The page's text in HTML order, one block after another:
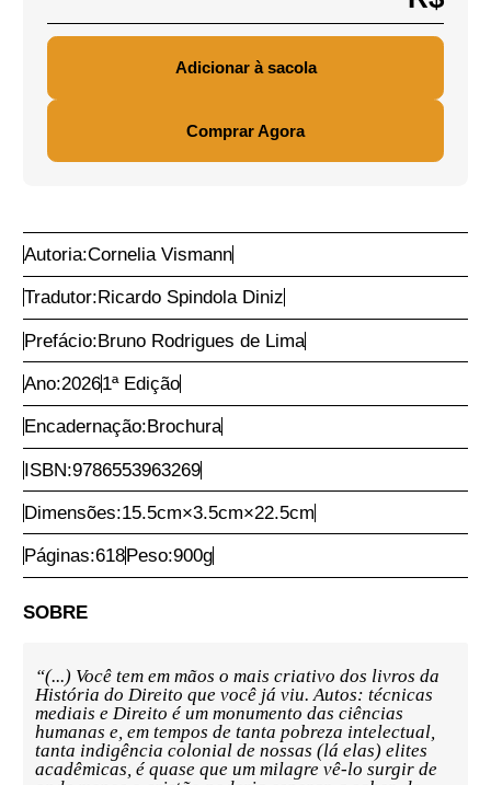
PREÇO DE CAPA DO R$ 250,00
PREÇO DO PRODUTO: R$ 225,00
FRETE Adicionar CEP
QUANTIDADE DE ITENS DO
PREÇO FINAL R$
Comprar Agora
Tradutor:Ricardo Spindola Diniz
Prefácio:Bruno Rodrigues de Lima
Ano:20261ª Edição